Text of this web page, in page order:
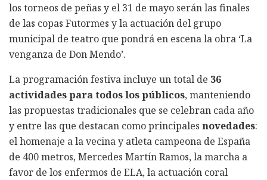
los torneos de peñas y el 31 de mayo serán las finales
de las copas Futormes y la actuación del grupo
municipal de teatro que pondrá en escena la obra ‘La
venganza de Don Mendo’.
La programación festiva incluye un total de 36
actividades para todos los públicos, manteniendo
las propuestas tradicionales que se celebran cada año
y entre las que destacan como principales novedades:
el homenaje a la vecina y atleta campeona de España
de 400 metros, Mercedes Martín Ramos, la marcha a
favor de los enfermos de ELA, la actuación coral